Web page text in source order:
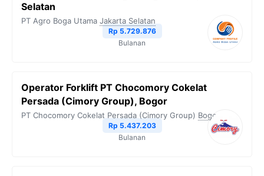
Selatan
PT Agro Boga Utama Jakarta Selatan
Rp 5.729.876
Bulanan
Operator Forklift PT Chocomory Cokelat
Persada (Cimory Group), Bogor
PT Chocomory Cokelat Persada (Cimory Group) Bogor
Rp 5.437.203
Bulanan